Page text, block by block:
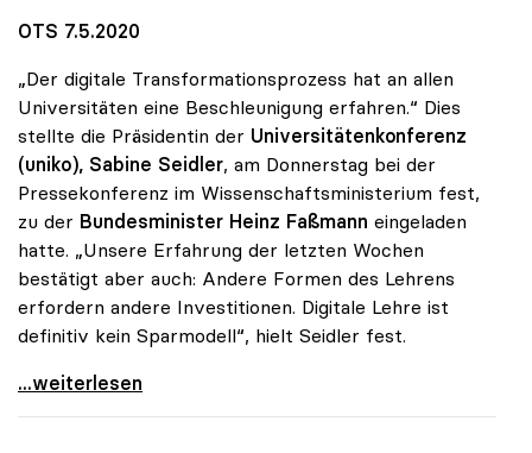
OTS 7.5.2020
„Der digitale Transformationsprozess hat an allen
Universitäten eine Beschleunigung erfahren.“ Dies
stellte die Präsidentin der Universitätenkonferenz
(uniko), Sabine Seidler, am Donnerstag bei der
Pressekonferenz im Wissenschaftsministerium fest,
zu der Bundesminister Heinz Faßmann eingeladen
hatte. „Unsere Erfahrung der letzten Wochen
bestätigt aber auch: Andere Formen des Lehrens
erfordern andere Investitionen. Digitale Lehre ist
definitiv kein Sparmodell“, hielt Seidler fest.
uniko-Präsidentin Seidler: „Digitale Lehre ist
...weiterlesen